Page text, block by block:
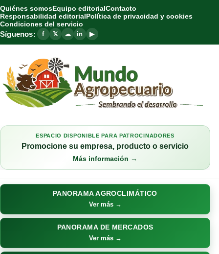
Quiénes somosEquipo editorialContacto
Responsabilidad editorialPolítica de privacidad y cookies
Condiciones del servicio
Síguenos: f 𝕏 ☁ in ▶
ESPACIO DISPONIBLE PARA PATROCINADORES
Promocione su empresa, producto o servicio
Más información →
PANORAMA AGROCLIMÁTICO
Ver más →
PANORAMA DE MERCADOS
Ver más →